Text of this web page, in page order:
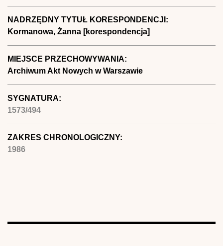
NADRZĘDNY TYTUŁ KORESPONDENCJI:
Kormanowa, Żanna [korespondencja]
MIEJSCE PRZECHOWYWANIA:
Archiwum Akt Nowych w Warszawie
SYGNATURA:
1573/494
ZAKRES CHRONOLOGICZNY:
1986